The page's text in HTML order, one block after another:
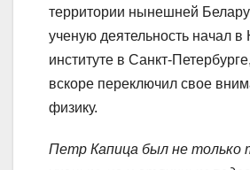
территории нынешней
ученую деятельность начал
институте в Санкт-
вскоре переключил свое
физику.
Петр Капица был не только